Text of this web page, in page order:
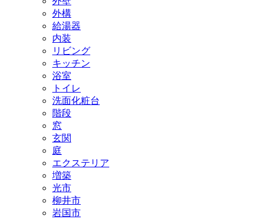
外構
給湯器
内装
リビング
キッチン
浴室
トイレ
洗面化粧台
階段
窓
玄関
庭
エクステリア
増築
光市
柳井市
岩国市